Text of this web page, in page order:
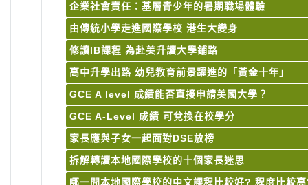
企業社會責任：基層青少年的暑期職場體驗
由傳統小學走進國際學校 港生大變身
修讀IB課程 為赴美升讀大學鋪路
高中升學出路 幼兒教育前景躍進的「黃金十年」
GCE A level 成績能否直接申請美國大學？
GCE A-Level 成績 可兌換在校學分
家長應與子女一起面對DSE放榜
拆解轉讀本地國際學校的十個家長迷思
哪一間本地國際學校的中文課程比較好? 程度比較